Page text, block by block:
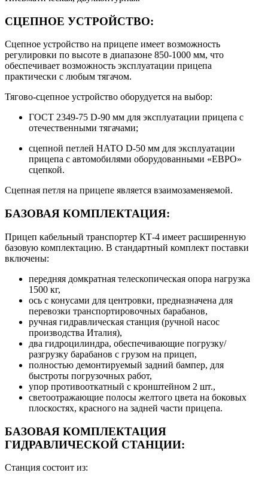
СЦЕПНОЕ УСТРОЙСТВО:
Сцепное устройство на прицепе имеет возможность
регулировки по высоте в диапазоне 850-1000 мм, что
обеспечивает возможность эксплуатации прицепа
практически с любым тягачом.
Тягово-сцепное устройство оборудуется на выбор:
ГОСТ 2349-75 D-90 мм для эксплуатации прицепа с
отечественными тягачами;
сцепной петлей НАТО D-50 мм для эксплуатации
прицепа с автомобилями оборудованными «ЕВРО»
сцепкой.
Сцепная петля на прицепе является взаимозаменяемой.
БАЗОВАЯ КОМПЛЕКТАЦИЯ:
Прицеп кабельный транспортер КТ-4 имеет расширенную
базовую комплектацию. В стандартный комплект поставки
включены:
передняя домкратная телескопическая опора нагрузка
1500 кг,
ось с конусами для центровки, предназначена для
перевозки транспортировочных барабанов,
ручная гидравлическая станция (ручной насос
производства Италия),
два гидроцилиндра, обеспечивающие погрузку/
разгрузку барабанов с грузом на прицеп,
полностью демонтируемый задний бампер, для
быстроты погрузочных работ,
упор противооткатный с кронштейном 2 шт.,
светоотражающие полосы желтого цвета на боковых
плоскостях, красного на задней части прицепа.
БАЗОВАЯ КОМПЛЕКТАЦИЯ
ГИДРАВЛИЧЕСКОЙ СТАНЦИИ:
Станция состоит из: